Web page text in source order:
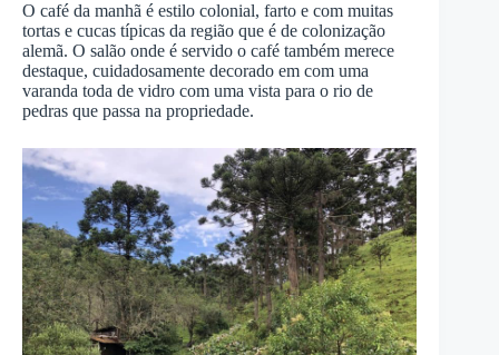
O café da manhã é estilo colonial, farto e com muitas
tortas e cucas típicas da região que é de colonização
alemã. O salão onde é servido o café também merece
destaque, cuidadosamente decorado em com uma
varanda toda de vidro com uma vista para o rio de
pedras que passa na propriedade.